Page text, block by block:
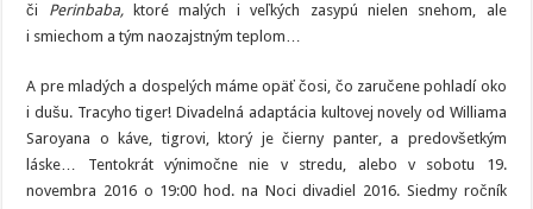
či Perinbaba,
ktoré malých i veľkých zasypú nielen snehom, ale
i smiechom a tým naozajstným teplom…
A pre mladých a dospelých máme opäť čosi, čo zaručene pohladí oko
i dušu. Tracyho tiger! Divadelná adaptácia kultovej novely od Williama
Saroyana o káve, tigrovi, ktorý je čierny panter, a predovšetkým
láske… Tentokrát výnimočne nie v stredu, alebo v sobotu 19.
novembra 2016 o 19:00 hod. na Noci divadiel 2016. Siedmy ročník